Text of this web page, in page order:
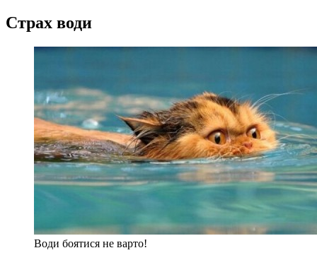
Страх води
Води боятися не варто!